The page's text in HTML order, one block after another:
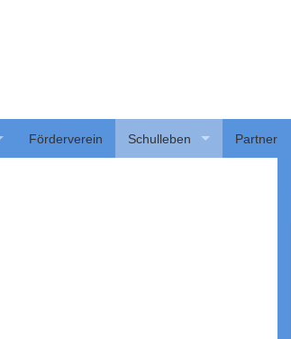
Förderverein Schulleben Partner